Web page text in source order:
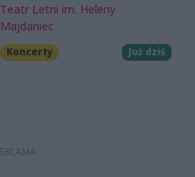
Teatr Letni im. Heleny
Majdaniec
Koncerty Już dziś